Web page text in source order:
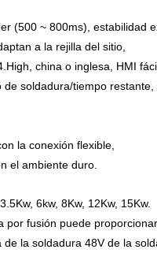
(500 ~ 800ms), estabilidad
a la rejilla del sitio,
china o inglesa, HMI
soldadura/tiempo restante,
la conexión flexible,
el ambiente duro.
6kw, 8Kw, 12Kw, 15Kw.
por fusión puede
la soldadura 48V de la